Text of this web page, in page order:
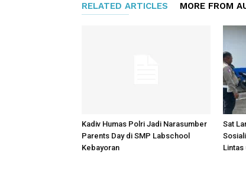
RELATED ARTICLES MORE FROM
Kadiv Humas Polri Jadi Narasumber
Parents Day di SMP Labschool
Kebayoran
Sat
Lintas